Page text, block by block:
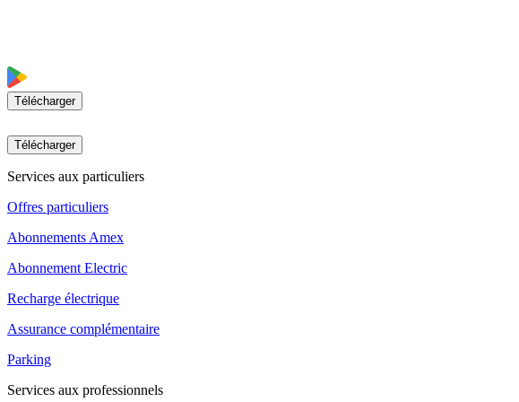
Télécharger
Télécharger
Services aux particuliers
Offres particuliers
Abonnements Amex
Abonnement Electric
Recharge électrique
Assurance complémentaire
Parking
Services aux professionnels